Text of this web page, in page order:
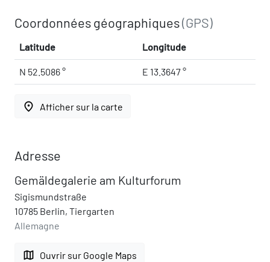
Coordonnées géographiques(GPS)
Latitude Longitude
N 52.5086 ° E 13.3647 °
place Afficher sur la carte
Adresse
Gemäldegalerie am Kulturforum
Sigismundstraße
10785 Berlin, Tiergarten
Allemagne
map Ouvrir sur Google Maps